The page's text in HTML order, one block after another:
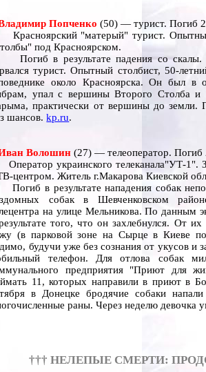
Попченко (50) — турист. Погиб
"матерый" турист.
под Красноярском.
в результате падения со скалы.
турист. Опытный столбист, 50-
около Красноярска. Он был
упал с вершины Второго Столба и
практически от вершины до земли.
шансов.kp.ru.
Волошин (27) — телеоператор. Погиб
украинского телеканала"УТ-1".
центром. Житель г.Макарова Киевской
в результате нападения собак
собак в Шевченковском
на улице Мельникова. По данным
того, что он захлебнулся. От
(в парковой зоне на Сырце в Киеве
будучи уже без сознания от укусов и
телефон. Для отлова собак
предприятия "Приют для
11, которых направили в приют в
в Донецке бродячие собаки
раны. Через неделю девочка
††† НЕЛЕПЫЕ СМЕРТИ: